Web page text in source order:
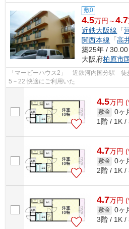
敷0
4.5万円～4.7
近鉄大阪線 「
関西本線 「高
築25年 / 30.00
大阪府柏原市
「マービーハウス2」 近鉄河内国分駅 徒
5－22 快適にご利用いた
4.5万円
敷金 0ヶ
1階 / 1K /
4.7万円
敷金 0ヶ
2階 / 1K /
4.7万円
敷金 0ヶ
3階 / 1K /